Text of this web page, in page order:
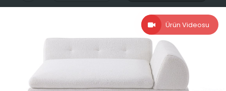
Ürün Videosu